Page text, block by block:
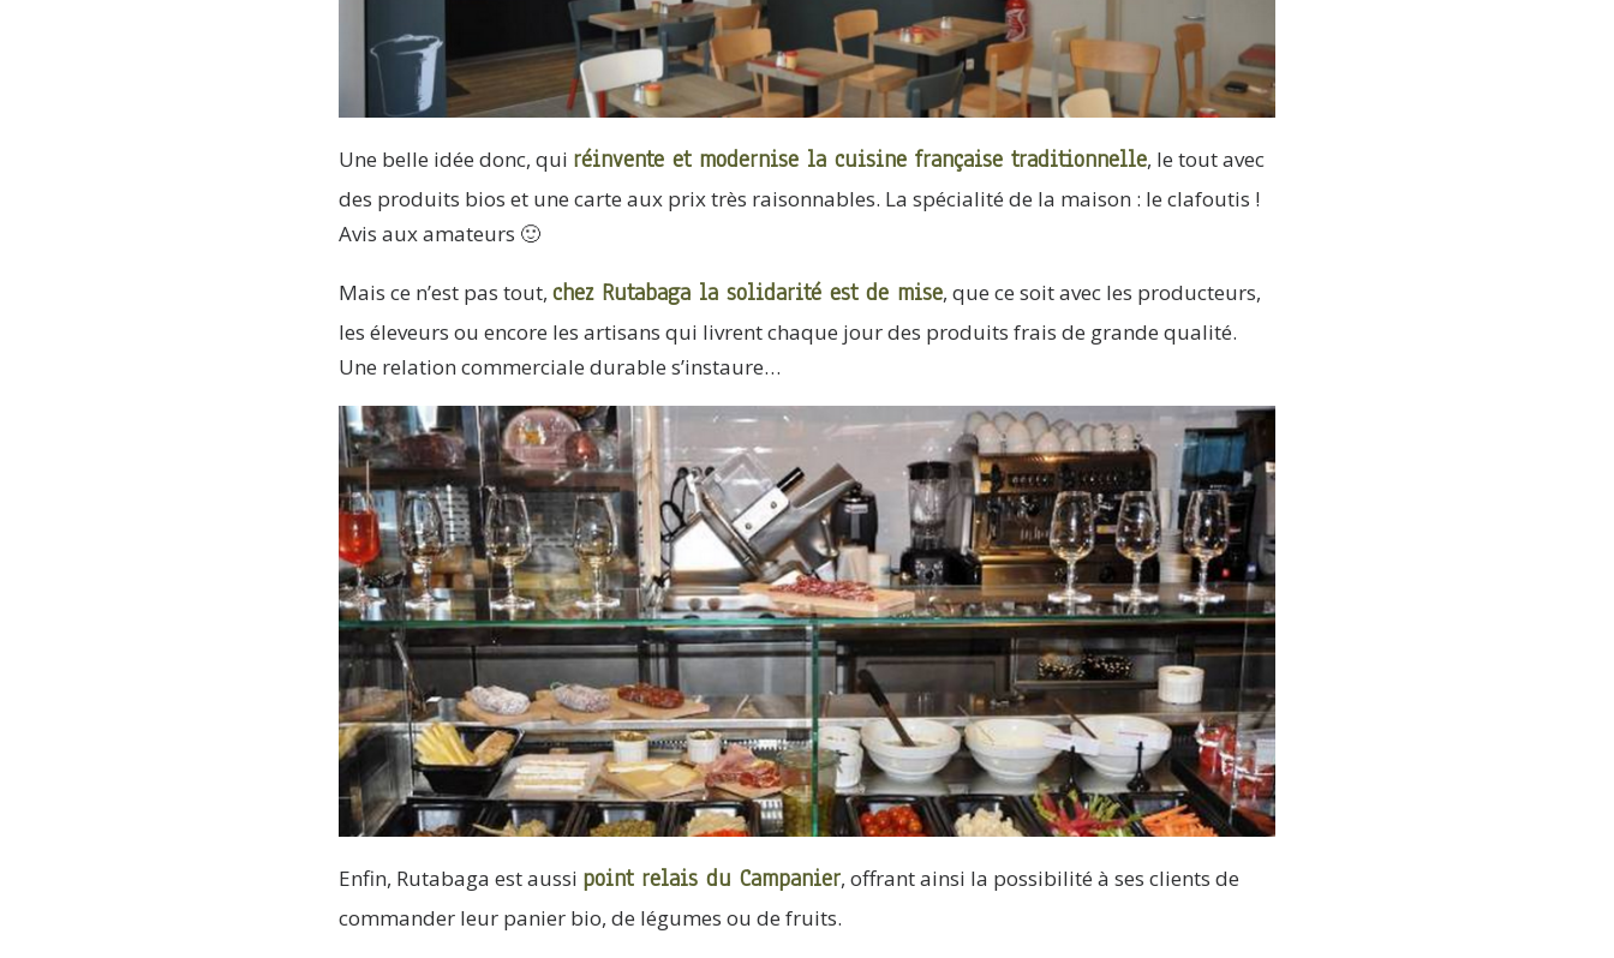
Une belle idée donc, qui réinvente et modernise la cuisine française traditionnelle, le tout avec
des produits bios et une carte aux prix très raisonnables. La spécialité de la maison : le clafoutis !
Avis aux amateurs 🙂
Mais ce n’est pas tout, chez Rutabaga la solidarité est de mise, que ce soit avec les producteurs,
les éleveurs ou encore les artisans qui livrent chaque jour des produits frais de grande qualité.
Une relation commerciale durable s’instaure…
Enfin, Rutabaga est aussi point relais du Campanier, offrant ainsi la possibilité à ses clients de
commander leur panier bio, de légumes ou de fruits.